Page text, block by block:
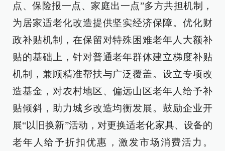
点、保险报一点、家庭出一点”多方共担机制，
为居家适老化改造提供坚实经济保障。优化财
政补贴机制，在保留对特殊困难老年人大额补
贴的基础上，针对普通老年群体建立梯度补贴
机制，兼顾精准帮扶与广泛覆盖。设立专项改
造基金，对农村地区、偏远山区老年人给予补
贴倾斜，助力城乡改造均衡发展。鼓励企业开
展“以旧换新”活动，对更换适老化家具、设备的
老年人给予折扣优惠，激发市场消费活力。